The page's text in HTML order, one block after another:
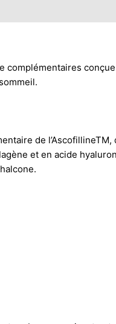
complémentaires
de
et en acide